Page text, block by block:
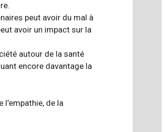
peut avoir du mal à
avoir un impact sur la
autour de la santé
encore davantage la
l'empathie, de la